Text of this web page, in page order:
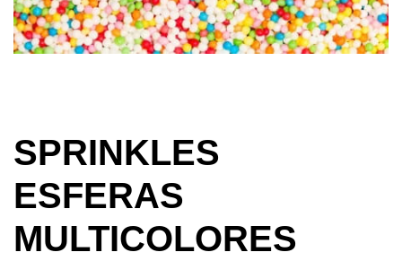
SPRINKLES
ESFERAS
MULTICOLORES